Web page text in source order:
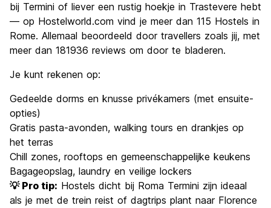
bij Termini of liever een rustig hoekje in Trastevere hebt
— op Hostelworld.com vind je meer dan 115 Hostels in
Rome. Allemaal beoordeeld door travellers zoals jij, met
meer dan 181936 reviews om door te bladeren.
Je kunt rekenen op:
Gedeelde dorms en knusse privékamers (met ensuite-
opties)
Gratis pasta-avonden, walking tours en drankjes op
het terras
Chill zones, rooftops en gemeenschappelijke keukens
Bagageopslag, laundry en veilige lockers
💡 Pro tip: Hostels dicht bij Roma Termini zijn ideaal
als je met de trein reist of dagtrips plant naar Florence